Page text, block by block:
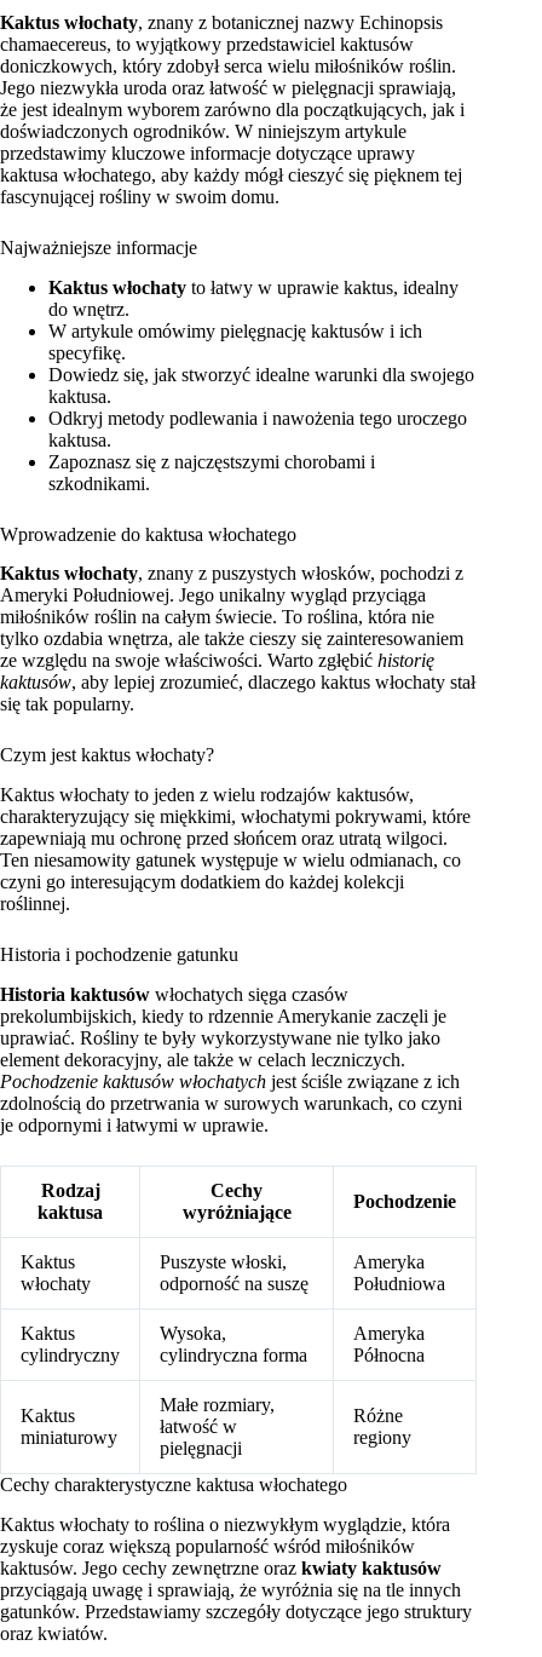
Kaktus włochaty, znany z botanicznej nazwy Echinopsis
chamaecereus, to wyjątkowy przedstawiciel kaktusów
doniczkowych, który zdobył serca wielu miłośników roślin.
Jego niezwykła uroda oraz łatwość w pielęgnacji sprawiają,
że jest idealnym wyborem zarówno dla początkujących, jak i
doświadczonych ogrodników. W niniejszym artykule
przedstawimy kluczowe informacje dotyczące uprawy
kaktusa włochatego, aby każdy mógł cieszyć się pięknem tej
fascynującej rośliny w swoim domu.
Najważniejsze informacje
Kaktus włochaty to łatwy w uprawie kaktus, idealny
do wnętrz.
W artykule omówimy pielęgnację kaktusów i ich
specyfikę.
Dowiedz się, jak stworzyć idealne warunki dla swojego
kaktusa.
Odkryj metody podlewania i nawożenia tego uroczego
kaktusa.
Zapoznasz się z najczęstszymi chorobami i
szkodnikami.
Wprowadzenie do kaktusa włochatego
Kaktus włochaty, znany z puszystych włosków, pochodzi z
Ameryki Południowej. Jego unikalny wygląd przyciąga
miłośników roślin na całym świecie. To roślina, która nie
tylko ozdabia wnętrza, ale także cieszy się zainteresowaniem
ze względu na swoje właściwości. Warto zgłębić historię
kaktusów, aby lepiej zrozumieć, dlaczego kaktus włochaty stał
się tak popularny.
Czym jest kaktus włochaty?
Kaktus włochaty to jeden z wielu rodzajów kaktusów,
charakteryzujący się miękkimi, włochatymi pokrywami, które
zapewniają mu ochronę przed słońcem oraz utratą wilgoci.
Ten niesamowity gatunek występuje w wielu odmianach, co
czyni go interesującym dodatkiem do każdej kolekcji
roślinnej.
Historia i pochodzenie gatunku
Historia kaktusów włochatych sięga czasów
prekolumbijskich, kiedy to rdzennie Amerykanie zaczęli je
uprawiać. Rośliny te były wykorzystywane nie tylko jako
element dekoracyjny, ale także w celach leczniczych.
Pochodzenie kaktusów włochatych jest ściśle związane z ich
zdolnością do przetrwania w surowych warunkach, co czyni
je odpornymi i łatwymi w uprawie.
Rodzaj
kaktusa
Cechy
wyróżniające
Pochodzenie
Kaktus
włochaty
Puszyste włoski,
odporność na suszę
Ameryka
Południowa
Kaktus
cylindryczny
Wysoka,
cylindryczna forma
Ameryka
Północna
Kaktus
miniaturowy
Małe rozmiary,
łatwość w
pielęgnacji
Różne
regiony
Cechy charakterystyczne kaktusa włochatego
Kaktus włochaty to roślina o niezwykłym wyglądzie, która
zyskuje coraz większą popularność wśród miłośników
kaktusów. Jego cechy zewnętrzne oraz kwiaty kaktusów
przyciągają uwagę i sprawiają, że wyróżnia się na tle innych
gatunków. Przedstawiamy szczegóły dotyczące jego struktury
oraz kwiatów.